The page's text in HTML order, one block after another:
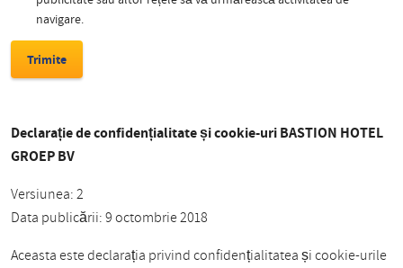
navigare.
Declarație de confidențialitate și cookie-uri BASTION HOTEL
GROEP BV
Versiunea: 2
Data publicării: 9 octombrie 2018
Aceasta este declarația privind confidențialitatea și cookie-urile